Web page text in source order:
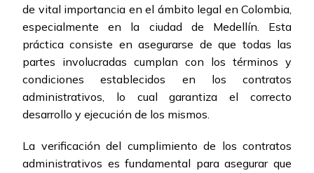
de vital importancia en el ámbito legal en Colombia,
especialmente en la ciudad de Medellín. Esta
práctica consiste en asegurarse de que todas las
partes involucradas cumplan con los términos y
condiciones establecidos en los contratos
administrativos, lo cual garantiza el correcto
desarrollo y ejecución de los mismos.
La verificación del cumplimiento de los contratos
administrativos es fundamental para asegurar que